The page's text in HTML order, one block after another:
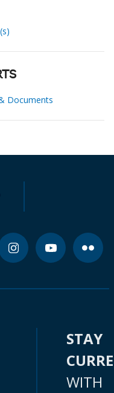
Documents
STAY
WITH